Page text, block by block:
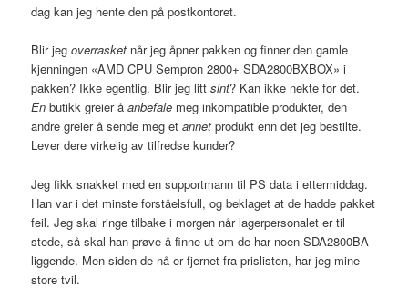
dag kan jeg hente den på postkontoret.
Blir jegoverrasket når jeg åpner pakken og finner den gamle
kjenningen «AMDCPUSempron 2800+SDA2800BXBOX» i
pakken? Ikke egentlig. Blir jeg littsint? Kan ikke nekte for det.
En butikk greier åanbefale meg inkompatible produkter, den
andre greier å sende meg etannet produkt enn det jeg bestilte.
Lever dere virkelig av tilfredse kunder?
Jeg fikk snakket med en supportmann til PS data i ettermiddag.
Han var i det minste forståelsfull, og beklaget at de hadde pakket
feil. Jeg skal ringe tilbake i morgen når lagerpersonalet er til
stede, så skal han prøve å finne ut om de har noenSDA2800BA
liggende. Men siden de nå er fjernet fra prislisten, har jeg mine
store tvil.